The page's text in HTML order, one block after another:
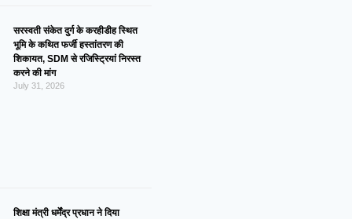
सरस्वती संकेत दुर्ग के करहीडीह स्थित
भूमि के कथित फर्जी हस्तांतरण की
शिकायत, SDM से रजिस्ट्रियां निरस्त
करने की मांग
July 31, 2026
शिक्षा मंत्री धर्मेंद्र प्रधान ने दिया